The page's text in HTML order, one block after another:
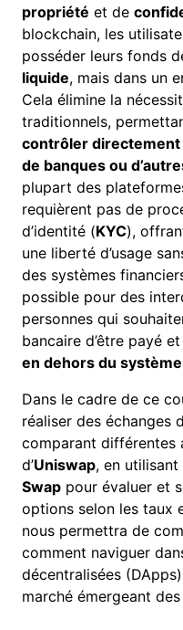
propriété et de
blockchain, les
posséder leurs fonds
liquide, mais dans un
Cela élimine la
traditionnels,
contrôler
de banques ou
plupart des
requièrent pas de
d’identité (KYC),
une liberté d’usage
des systèmes
possible pour des
personnes qui
bancaire d’être payé
en dehors du système
Dans le cadre de ce
réaliser des échanges
comparant différentes
d’Uniswap, en
Swap pour évaluer et
options selon les taux
nous permettra de
comment naviguer
décentralisées
marché émergeant